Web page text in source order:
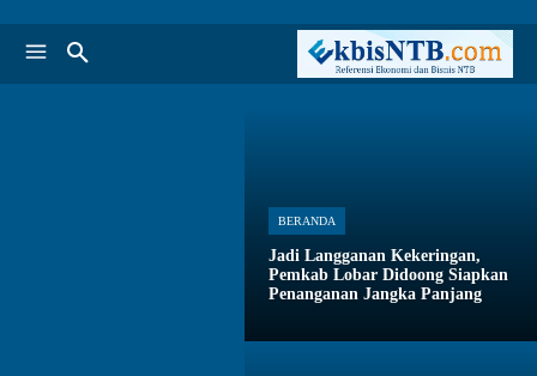
BERANDA
Jadi Langganan Kekeringan,
Pemkab Lobar Didoong Siapkan
Penanganan Jangka Panjang